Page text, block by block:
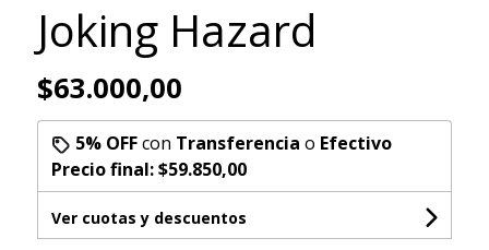
Joking Hazard
$63.000,00
5% OFFcon Transferencia o Efectivo
Precio final:$59.850,00
Ver cuotas y descuentos